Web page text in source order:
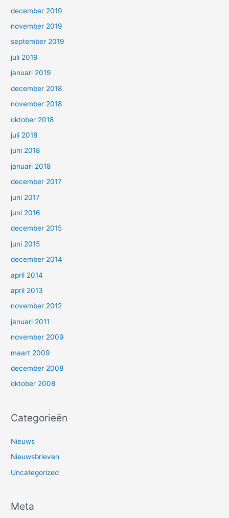
december 2019
november 2019
september 2019
juli 2019
januari 2019
december 2018
november 2018
oktober 2018
juli 2018
juni 2018
januari 2018
december 2017
juni 2017
juni 2016
december 2015
juni 2015
december 2014
april 2014
april 2013
november 2012
januari 2011
november 2009
maart 2009
december 2008
oktober 2008
Categorieën
Nieuws
Nieuwsbrieven
Uncategorized
Meta